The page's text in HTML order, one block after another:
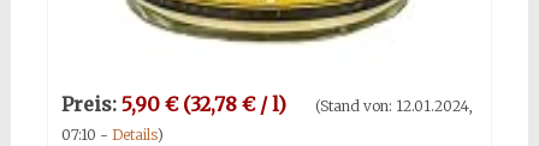
Preis: 5,90 € (32,78 € / l)
(Stand von: 12.01.2024,
07:10 - Details)